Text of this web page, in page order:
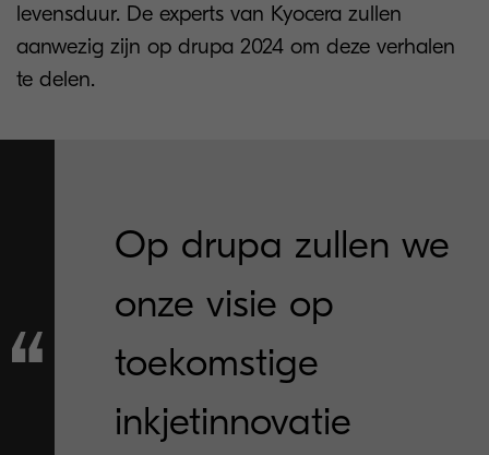
levensduur. De experts van Kyocera zullen
aanwezig zijn op drupa 2024 om deze verhalen
te delen.
Op drupa zullen we
onze visie op
toekomstige
inkjetinnovatie